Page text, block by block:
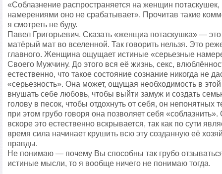
«Соблазнение распространяется на женщин
намерениями оно не срабатывает». Прочитав такие
я смотреть не буду.
Павел Григорьевич. Сказать «женщиа потаскушка» —
матёрый мат во вселенной. Так говорить нельзя. Это
главного. Женщина ощущает истиные «серьезные
Своего Мужчину. До этого вся её жизнь, секс,
естественно, что такое состояние сознание никогда не
«серьезность». Она может, ощущая необходимость в
внушать себе любовь, чтобы выйти замуж и создать
голову в песок, чтобы отдохнуть от себя, он
при этом грубо говоря она позволяет себя
вскоре это естественно вскрывается, так как по сути
время сила начинает крушить всю эту созданную её
правды.
Не понимаю — почему Вы способны так грубо
истиные мысли, то я вообще ничего не понимаю тогда.